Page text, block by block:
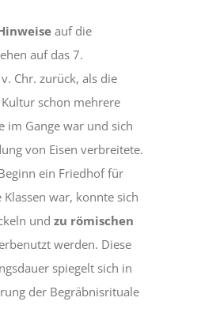
auf die
auf das 7.
Chr. zurück, als die
schon mehrere
im Gange war und sich
von Eisen verbreitete.
ein Friedhof für
Klassen war, konnte sich
undzu römischen
werden. Diese
spiegelt sich in
der Begräbnisrituale